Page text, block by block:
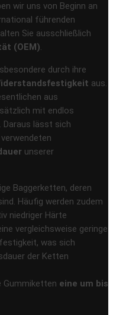
wir uns von Beginn an
führenden
Sie ausschließlich
(OEM).
durch ihre
aus.
aus
mit endlos
Daraus lässt sich
unserer
Baggerketten, deren
Häufig werden zudem
niedriger Härte
vergleichsweise geringe
was sich
der Ketten
Gummiketten eine um bis